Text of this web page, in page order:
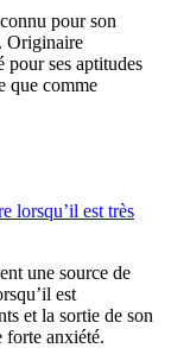
pour son
Originaire
pour ses aptitudes
que comme
lorsqu’il est très
une source de
est
et la sortie de son
forte anxiété.